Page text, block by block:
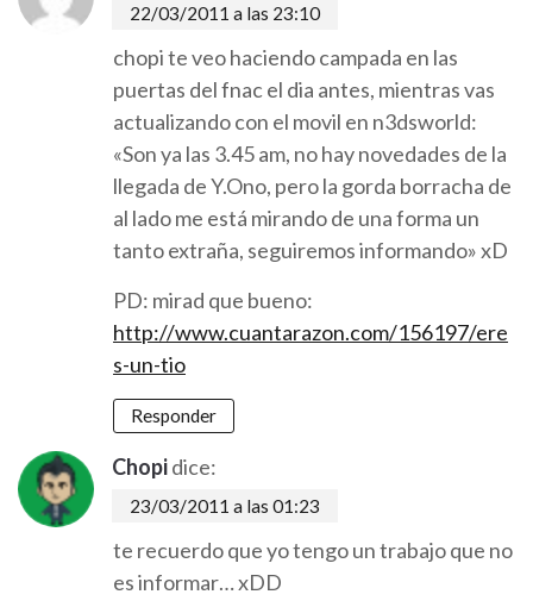
22/03/2011 a las 23:10
chopi te veo haciendo campada en las
puertas del fnac el dia antes, mientras vas
actualizando con el movil en n3dsworld:
«Son ya las 3.45 am, no hay novedades de la
llegada de Y.Ono, pero la gorda borracha de
al lado me está mirando de una forma un
tanto extraña, seguiremos informando» xD
PD: mirad que bueno:
http://www.cuantarazon.com/156197/ere
s-un-tio
Responder
Chopidice:
23/03/2011 a las 01:23
te recuerdo que yo tengo un trabajo que no
es informar… xDD